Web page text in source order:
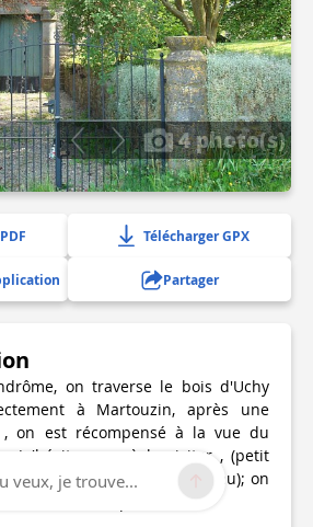
4 photo(s)
Télécharger GPX
Partager
on traverse le bois d'Uchy
à Martouzin, après une
on est récompensé à la vue du
(n'hésitez pas à le visiter , (petit
halte possible le long de l'eau); on
travers champs
veux, je trouve...